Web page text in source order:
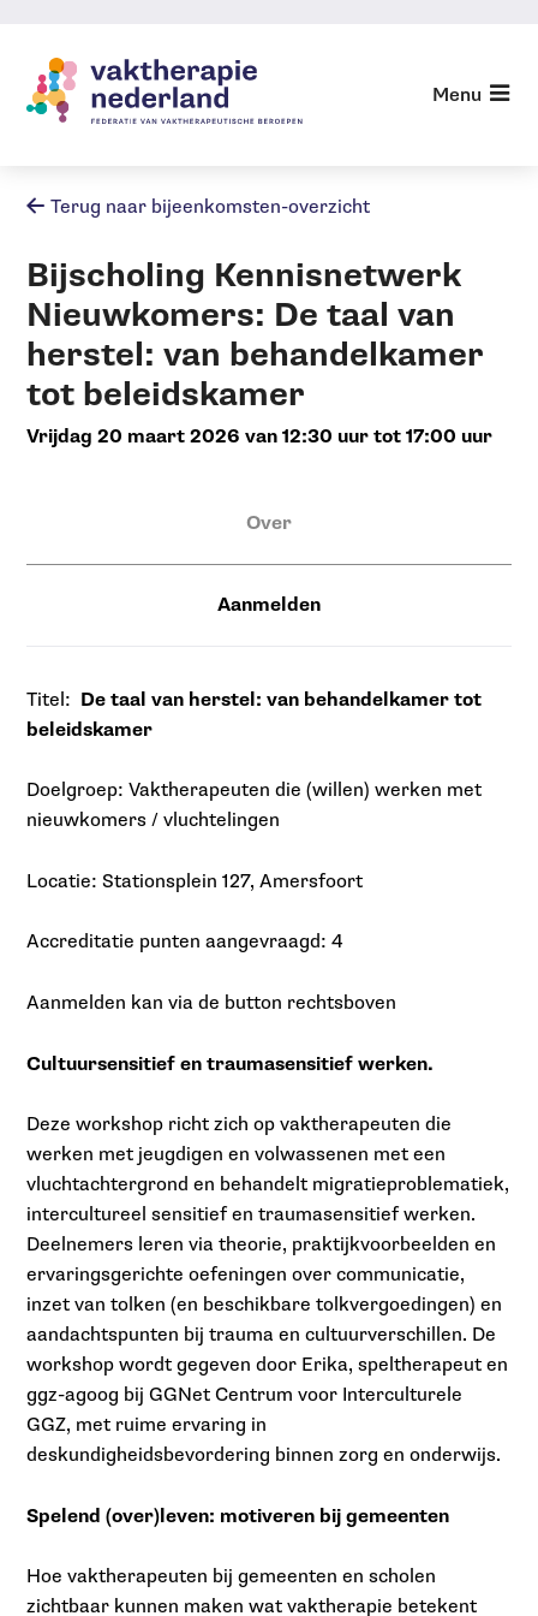
Jump
Jump
main
content
Menu
Terug naar bijeenkomsten-overzicht
Bijscholing Kennisnetwerk
Nieuwkomers: De taal van
herstel: van behandelkamer
tot beleidskamer
vrijdag 20 maart 2026 van 12:30 uur tot 17:00 uur
Over
Aanmelden
Titel: De taal van herstel: van behandelkamer tot
beleidskamer
Doelgroep: Vaktherapeuten die (willen) werken met
nieuwkomers / vluchtelingen
Locatie: Stationsplein 127, Amersfoort
Accreditatie punten aangevraagd: 4
Aanmelden kan via de button rechtsboven
Cultuursensitief en traumasensitief werken.
Deze workshop richt zich op vaktherapeuten die
werken met jeugdigen en volwassenen met een
vluchtachtergrond en behandelt migratieproblematiek,
intercultureel sensitief en traumasensitief werken.
Deelnemers leren via theorie, praktijkvoorbeelden en
ervaringsgerichte oefeningen over communicatie,
inzet van tolken (en beschikbare tolkvergoedingen) en
aandachtspunten bij trauma en cultuurverschillen. De
workshop wordt gegeven door Erika, speltherapeut en
ggz-agoog bij GGNet Centrum voor Interculturele
GGZ, met ruime ervaring in
deskundigheidsbevordering binnen zorg en onderwijs.
Spelend (over)leven: motiveren bij gemeenten
Hoe vaktherapeuten bij gemeenten en scholen
zichtbaar kunnen maken wat vaktherapie betekent
Agenda